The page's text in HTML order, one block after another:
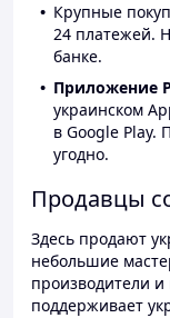
Крупные
24 платежей.
банке.
Приложение
украинском
в Google Play.
угодно.
Продавцы
Здесь продают
небольшие
производители
поддерживает